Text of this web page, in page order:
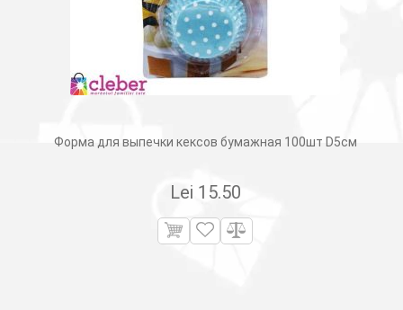
Форма для выпечки кексов бумажная 100шт D5см
Lei 15.50